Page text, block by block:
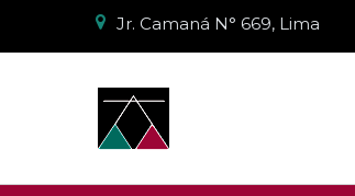
Jr. Camaná N° 669, Lima